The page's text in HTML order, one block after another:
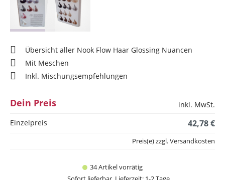
Übersicht aller Nook Flow Haar Glossing Nuancen
Mit Meschen
Inkl. Mischungsempfehlungen
Dein Preis
inkl. MwSt.
Einzelpreis
42,78 €
34 Artikel vorrätig
Preis(e) zzgl. Versandkosten